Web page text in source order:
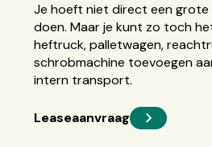
Je hoeft niet direct een grote
doen. Maar je kunt zo toch
heftruck, palletwagen,
schrobmachine toevoegen
intern transport.
Leaseaanvraag